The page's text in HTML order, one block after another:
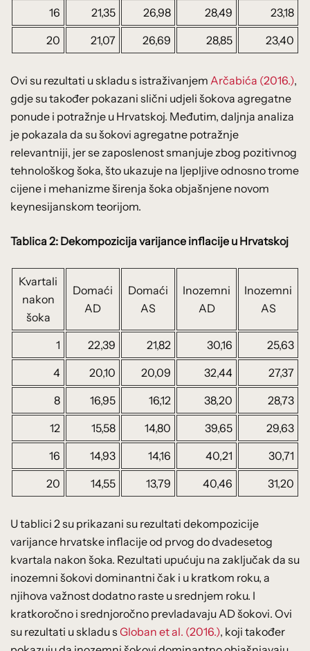
16
21,35 26,98 28,49
23,18
20
21,07 26,69 28,85 23,40
Ovi su rezultati u skladu s istraživanjem Arčabića (2016.),
gdje su također pokazani slični udjeli šokova agregatne
ponude i potražnje u Hrvatskoj. Međutim, daljnja analiza
je pokazala da su šokovi agregatne potražnje
relevantniji, jer se zaposlenost smanjuje zbog pozitivnog
tehnološkog šoka, što ukazuje na ljepljive odnosno trome
cijene i mehanizme širenja šoka objašnjene novom
keynesijanskom teorijom.
Tablica 2: Dekompozicija varijance inflacije u Hrvatskoj
Kvartali
nakon
šoka
Domaći
AD
Domaći
AS
Inozemni
AD
Inozemni
AS
1 22,39 21,82 30,16
25,63
4
20,10 20,09 32,44
27,37
8
16,95 16,12 38,20
28,73
12
15,58 14,80 39,65
29,63
16
14,93 14,16 40,21
30,71
20
14,55 13,79 40,46 31,20
U tablici 2 su prikazani su rezultati dekompozicije
varijance hrvatske inflacije od prvog do dvadesetog
kvartala nakon šoka. Rezultati upućuju na zaključak da su
inozemni šokovi dominantni čak i u kratkom roku, a
njihova važnost dodatno raste u srednjem roku. I
kratkoročno i srednjoročno prevladavaju AD šokovi. Ovi
su rezultati u skladu s Globan et al. (2016.), koji također